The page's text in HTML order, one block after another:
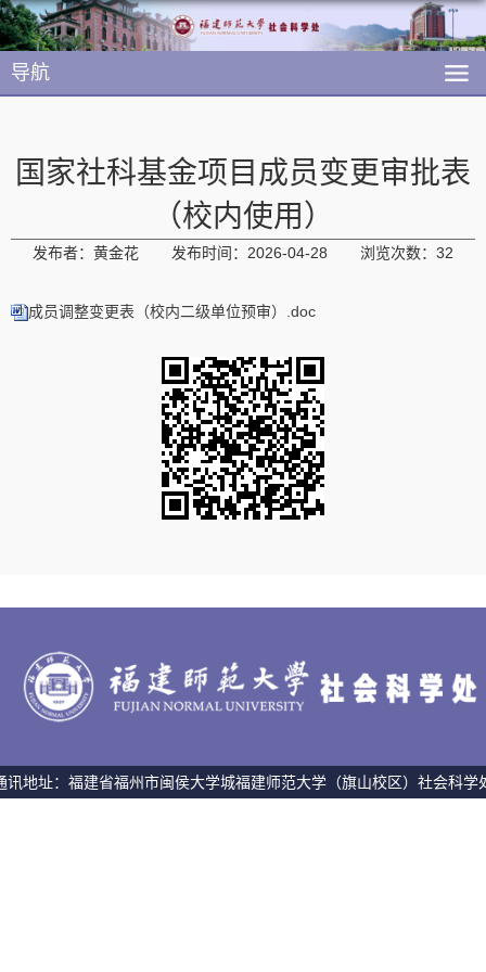
导航
国家社科基金项目成员变更审批表
（校内使用）
发布者：黄金花 发布时间：2026-04-28 浏览次数： 32
成员调整变更表（校内二级单位预审）.doc
讯地址：福建省福州市闽侯大学城福建师范大学（旗山校区）社会科学